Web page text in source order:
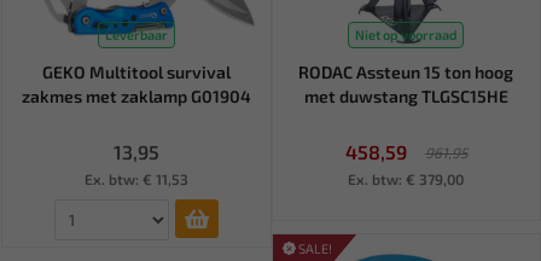
Leverbaar
GEKO Multitool survival
zakmes met zaklamp G01904
13,95
Ex. btw: € 11,53
Niet op voorraad
RODAC Assteun 15 ton hoog
met duwstang TLGSC15HE
458,59
961,95
Ex. btw: € 379,00
SALE!